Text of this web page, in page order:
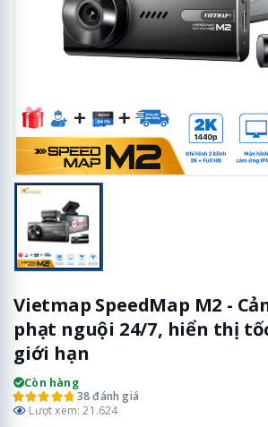
Vietmap SpeedMap M2 -
phạt nguội 24/7, hiển thị
giới hạn
Còn hàng
38 đánh giá
Lượt xem: 21.624